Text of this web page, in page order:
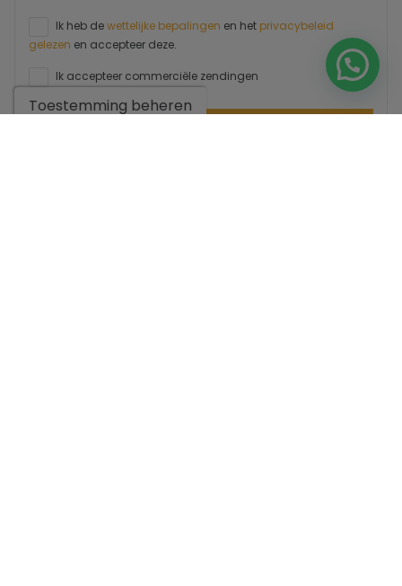
Ik heb dewettelijke bepalingen en het privacybeleid
gelezen en accepteer deze.
Ik accepteer commerciële zendingen
Toestemming beheren